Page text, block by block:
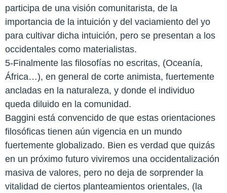
participa de una visión comunitarista, de la
importancia de la intuición y del vaciamiento del yo
para cultivar dicha intuición, pero se presentan a los
occidentales como materialistas.
5-Finalmente las filosofías no escritas, (Oceanía,
África…), en general de corte animista, fuertemente
ancladas en la naturaleza, y donde el individuo
queda diluido en la comunidad.
Baggini está convencido de que estas orientaciones
filosóficas tienen aún vigencia en un mundo
fuertemente globalizado. Bien es verdad que quizás
en un próximo futuro viviremos una occidentalización
masiva de valores, pero no deja de sorprender la
vitalidad de ciertos planteamientos orientales, (la